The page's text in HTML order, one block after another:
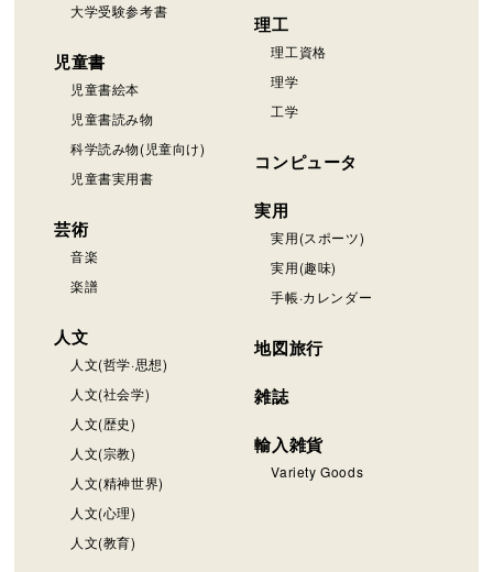
大学受験参考書
児童書
児童書絵本
児童書読み物
科学読み物(児童向け)
児童書実用書
芸術
音楽
楽譜
人文
人文(哲学·思想)
人文(社会学)
人文(歴史)
人文(宗教)
人文(精神世界)
人文(心理)
人文(教育)
理工
理工資格
理学
工学
コンピュータ
実用
実用(スポーツ)
実用(趣味)
手帳·カレンダー
地図旅行
雑誌
輸入雑貨
Variety Goods